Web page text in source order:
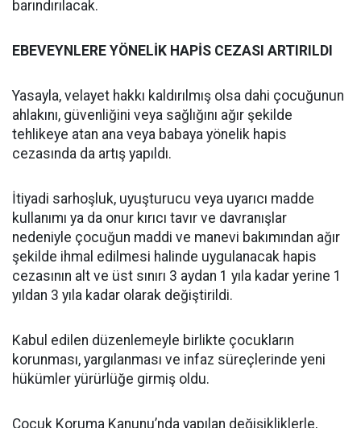
barındırılacak.
EBEVEYNLERE YÖNELİK HAPİS CEZASI ARTIRILDI
Yasayla, velayet hakkı kaldırılmış olsa dahi çocuğunun
ahlakını, güvenliğini veya sağlığını ağır şekilde
tehlikeye atan ana veya babaya yönelik hapis
cezasında da artış yapıldı.
İtiyadi sarhoşluk, uyuşturucu veya uyarıcı madde
kullanımı ya da onur kırıcı tavır ve davranışlar
nedeniyle çocuğun maddi ve manevi bakımından ağır
şekilde ihmal edilmesi halinde uygulanacak hapis
cezasının alt ve üst sınırı 3 aydan 1 yıla kadar yerine 1
yıldan 3 yıla kadar olarak değiştirildi.
Kabul edilen düzenlemeyle birlikte çocukların
korunması, yargılanması ve infaz süreçlerinde yeni
hükümler yürürlüğe girmiş oldu.
Çocuk Koruma Kanunu’nda yapılan değişikliklerle,